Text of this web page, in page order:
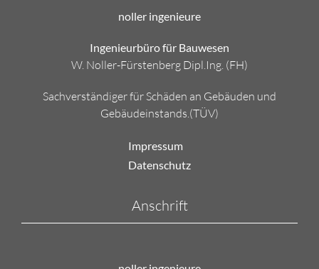
noller ingenieure
Ingenieurbüro für Bauwesen
W. Noller-Fürstenberg Dipl.Ing. (FH)
Sachverständiger für Schäden an Gebäuden und
Gebäudeinstands.(TÜV)
Impressum
Datenschutz
Anschrift